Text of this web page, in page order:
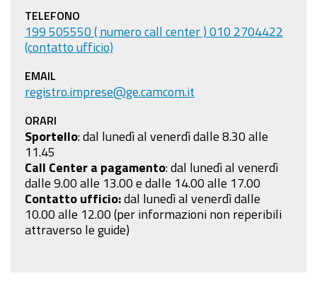
Partecipa
al
workshop
dedicato!
TELEFONO
199 505550 ( numero call center ) 010 2704422
(contatto ufficio)
EMAIL
registro.imprese@ge.camcom.it
ORARI
Sportello: dal lunedì al venerdì dalle 8.30 alle
11.45
Call Center a pagamento: dal lunedì al venerdì
dalle 9.00 alle 13.00 e dalle 14.00 alle 17.00
Contatto ufficio: dal lunedì al venerdì dalle
10.00 alle 12.00 (per informazioni non reperibili
attraverso le guide)